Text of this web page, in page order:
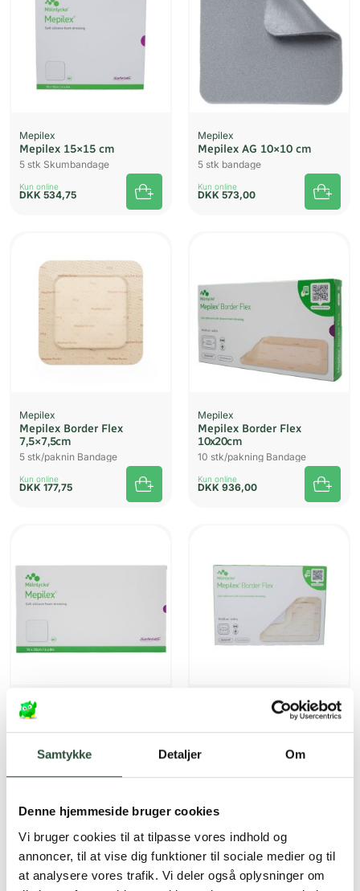
Samtykke Detaljer Om
Denne hjemmeside bruger cookies
Vi bruger cookies til at tilpasse vores indhold og
annoncer, til at vise dig funktioner til sociale medier og til
at analysere vores trafik. Vi deler også oplysninger om
Mepilex
Mepilex 15×15 cm
5 stk Skumbandage
Kun online
DKK 534,75
Mepilex
Mepilex AG 10×10 cm
5 stk bandage
Kun online
DKK 573,00
Mepilex
Mepilex Border Flex
7,5×7,5cm
5 stk/paknin Bandage
Kun online
DKK 177,75
Mepilex
Mepilex Border Flex
10x20cm
10 stk/pakning Bandage
Kun online
DKK 936,00
Mepilex
Mepilex Safetac Steril
10×20
5 stk Skumbandage
DKK481,50
Mepilex Border Flex 15 x
20 cm
DKK638,25
UDSOLGT